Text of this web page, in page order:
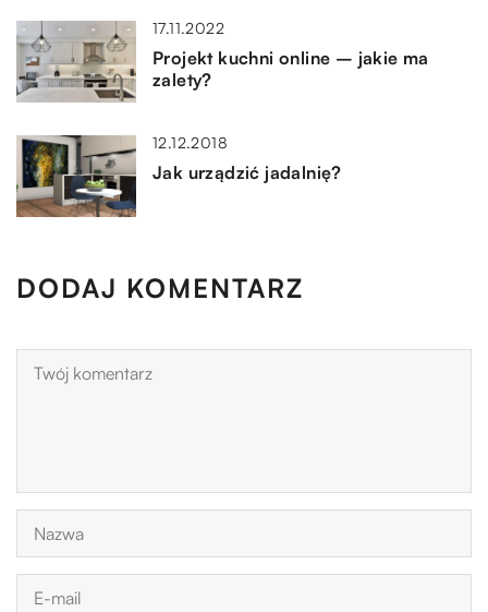
17.11.2022
Projekt kuchni online – jakie ma
zalety?
12.12.2018
Jak urządzić jadalnię?
DODAJ KOMENTARZ